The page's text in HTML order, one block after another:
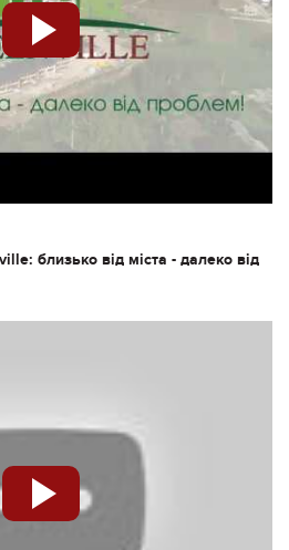
близько від міста - далеко від